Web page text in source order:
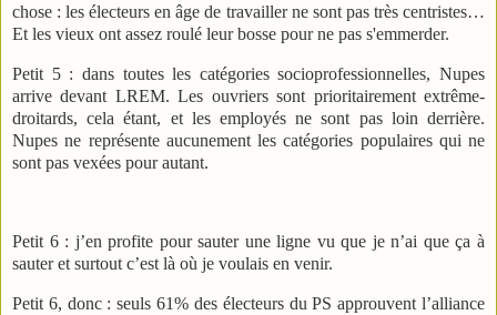
chose : les électeurs en âge de travailler ne sont pas très centristes…
Et les vieux ont assez roulé leur bosse pour ne pas s'emmerder.
Petit 5 : dans toutes les catégories socioprofessionnelles, Nupes
arrive devant LREM. Les ouvriers sont prioritairement extrême-
droitards, cela étant, et les employés ne sont pas loin derrière.
Nupes ne représente aucunement les catégories populaires qui ne
sont pas vexées pour autant.
Petit 6 : j’en profite pour sauter une ligne vu que je n’ai que ça à
sauter et surtout c’est là où je voulais en venir.
Petit 6, donc : seuls 61% des électeurs du PS approuvent l’alliance